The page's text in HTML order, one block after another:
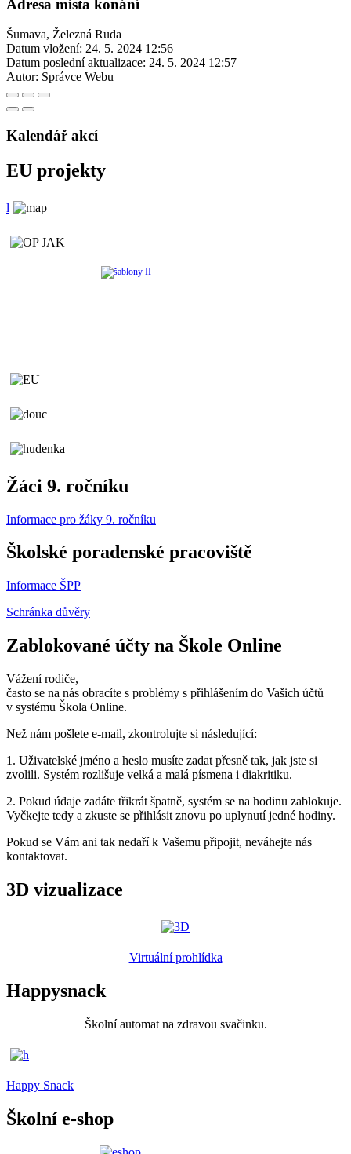
Adresa místa konání
Šumava, Železná Ruda
Datum vložení: 24. 5. 2024 12:56
Datum poslední aktualizace: 24. 5. 2024 12:57
Autor: Správce Webu
Kalendář akcí
EU projekty
l
Žáci 9. ročníku
Informace pro žáky 9. ročníku
Školské poradenské pracoviště
Informace ŠPP
Schránka důvěry
Zablokované účty na Škole Online
Vážení rodiče,
často se na nás obracíte s problémy s přihlášením do Vašich účtů
v systému Škola Online.
Než nám pošlete e-mail, zkontrolujte si následující:
1. Uživatelské jméno a heslo musíte zadat přesně tak, jak jste si
zvolili. Systém rozlišuje velká a malá písmena i diakritiku.
2. Pokud údaje zadáte třikrát špatně, systém se na hodinu zablokuje.
Vyčkejte tedy a zkuste se přihlásit znovu po uplynutí jedné hodiny.
Pokud se Vám ani tak nedaří k Vašemu připojit, neváhejte nás
kontaktovat.
3D vizualizace
Virtuální prohlídka
Happysnack
Školní automat na zdravou svačinku.
Happy Snack
Školní e-shop